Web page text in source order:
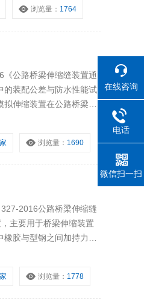
浏览量： 1764
的装配公差与防水性能试
伸缩装置在公路桥梁的
浏览量： 1690
2016公路桥梁伸缩缝
主要用于桥梁伸缩装置
胶与型钢之间加持力的
浏览量： 1778
在线咨询
电话
微信扫一扫